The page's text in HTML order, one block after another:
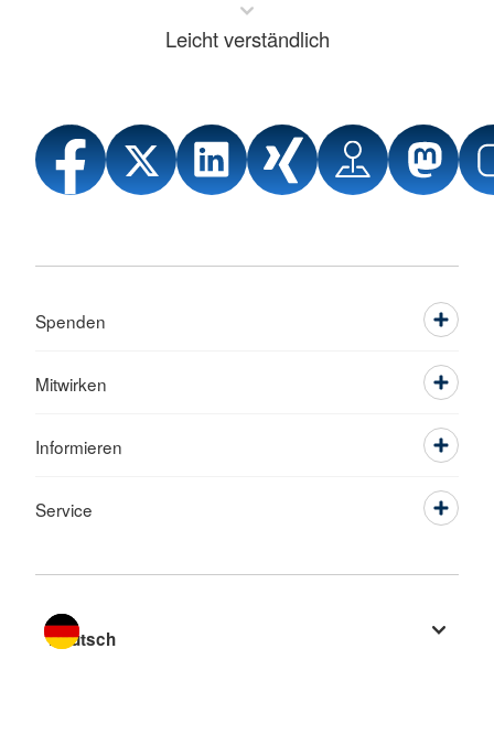
Leicht verständlich
Spenden
Mitwirken
Informieren
Service
Sprache wechseln zu